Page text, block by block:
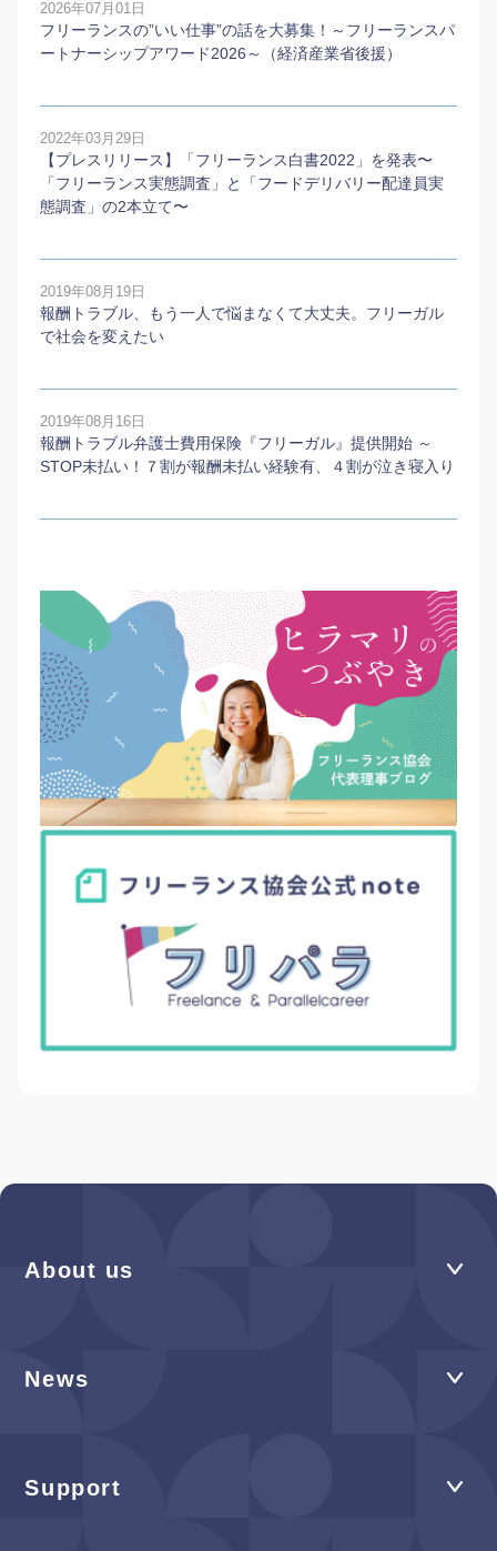
2026年07月01日
フリーランスの”いい仕事”の話を大募集！～フリーランスパ
ートナーシップアワード2026～（経済産業省後援）
2022年03月29日
【プレスリリース】「フリーランス白書2022」を発表〜
「フリーランス実態調査」と「フードデリバリー配達員実
態調査」の2本⽴て〜
2019年08月19日
報酬トラブル、もう一人で悩まなくて大丈夫。フリーガル
で社会を変えたい
2019年08月16日
報酬トラブル弁護士費用保険『フリーガル』提供開始 ～
STOP未払い！７割が報酬未払い経験有、４割が泣き寝入り
About us
News
Support